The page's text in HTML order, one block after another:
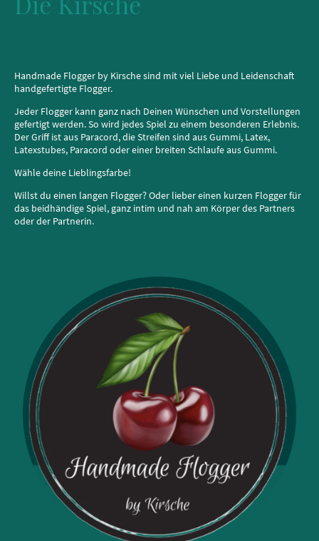
Handmade Flogger by Kirsche sind mit viel Liebe und Leidenschaft
handgefertigte Flogger.
Jeder Flogger kann ganz nach Deinen Wünschen und Vorstellungen
gefertigt werden. So wird jedes Spiel zu einem besonderen Erlebnis.
Der Griff ist aus Paracord, die Streifen sind aus Gummi, Latex,
Latexstubes, Paracord oder einer breiten Schlaufe aus Gummi.
Wähle deine Lieblingsfarbe!
Willst du einen langen Flogger? Oder lieber einen kurzen Flogger für
das beidhändige Spiel, ganz intim und nah am Körper des Partners
oder der Partnerin.